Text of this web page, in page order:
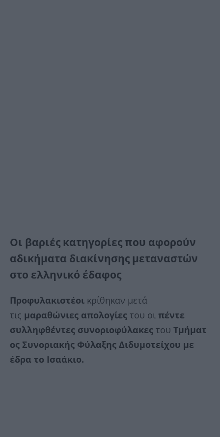
Οι βαριές κατηγορίες που αφορούν
αδικήματα διακίνησης μεταναστών
στο ελληνικό έδαφος
Προφυλακιστέοι κρίθηκαν μετά
τις μαραθώνιες απολογίες του οι πέντε
συλληφθέντες συνοριοφύλακες του Τμήματ
ος Συνοριακής Φύλαξης Διδυμοτείχου με
έδρα το Ισαάκιο.